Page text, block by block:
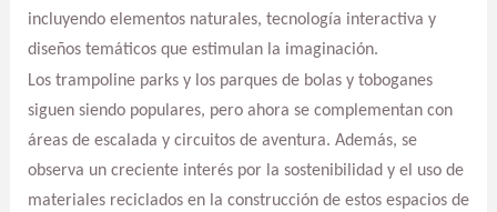
incluyendo elementos naturales, tecnología interactiva y
diseños temáticos que estimulan la imaginación.
Los trampoline parks y los parques de bolas y toboganes
siguen siendo populares, pero ahora se complementan con
áreas de escalada y circuitos de aventura. Además, se
observa un creciente interés por la sostenibilidad y el uso de
materiales reciclados en la construcción de estos espacios de